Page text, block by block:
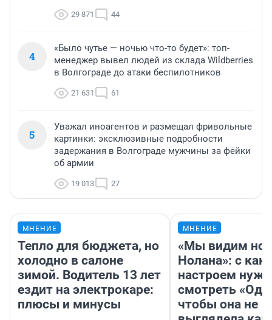
29 871 44
4
«Было чутье — ночью что-то будет»: топ-
менеджер вывел людей из склада Wildberries
в Волгограде до атаки беспилотников
21 631 61
5
Уважал иноагентов и размещал фривольные
картинки: эксклюзивные подробности
задержания в Волгограде мужчины за фейки
об армии
19 013 27
МНЕНИЕ
Тепло для бюджета, но
холодно в салоне
зимой. Водитель 13 лет
ездит на электрокаре:
плюсы и минусы
МНЕНИЕ
«Мы видим
Нолана»: с
настроем
смотреть
чтобы она не